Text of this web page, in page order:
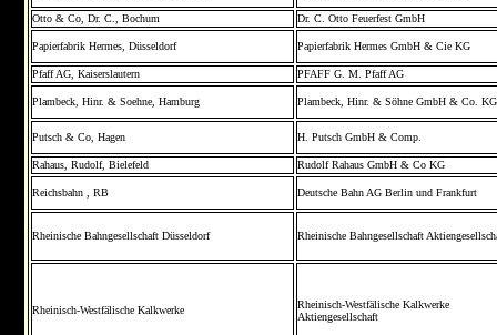
Otto & Co, Dr. C., Bochum Dr. C. Otto Feuerfest GmbH
Papierfabrik Hermes, Düsseldorf Papierfabrik Hermes GmbH & Cie KG
Pfaff AG, Kaiserslautern PFAFF G. M. Pfaff AG
Plambeck, Hinr. & Soehne, Hamburg Plambeck, Hinr. & Söhne GmbH & Co. KG
Putsch & Co, Hagen H. Putsch GmbH & Comp.
Rahaus, Rudolf, Bielefeld Rudolf Rahaus GmbH & Co KG
Reichsbahn , RB Deutsche Bahn AG Berlin und Frankfurt
Rheinische Bahngesellschaft Düsseldorf Rheinische Bahngesellschaft
Rheinisch-Westfälische Kalkwerke
Rheinisch-Westfälische Kalkwerke
Aktiengesellschaft